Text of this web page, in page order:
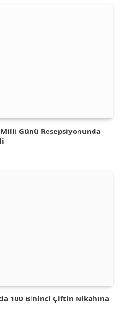
Günü Resepsiyonunda
100 Bininci Çiftin Nikahına